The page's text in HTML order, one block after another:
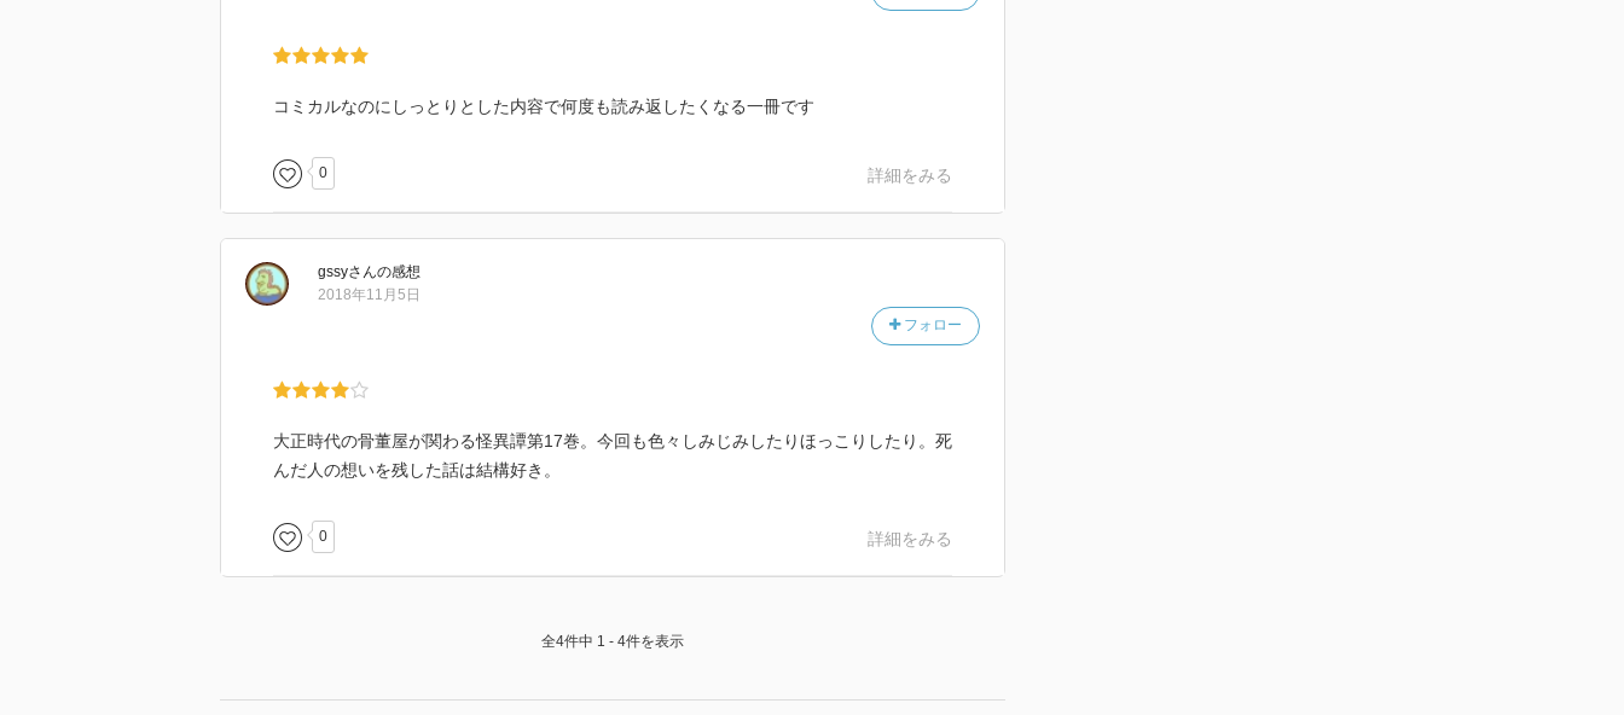
コミカルなのにしっとりとした内容で何度も読み返したくなる一冊です
0 詳細をみる
gssyさんの感想
フォロー
2018年11月5日
大正時代の骨董屋が関わる怪異譚第17巻。今回も色々しみじみしたりほっこりしたり。死
んだ人の想いを残した話は結構好き。
0 詳細をみる
全4件中 1 - 4件を表示